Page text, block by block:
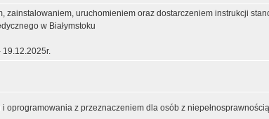
zainstalowaniem, uruchomieniem oraz dostarczeniem instrukcji
w Białymstoku
19.12.2025r.
oprogramowania z przeznaczeniem dla osób z